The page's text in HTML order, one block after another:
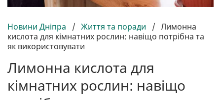
Новини Дніпра / Життя та поради / Лимонна
кислота для кімнатних рослин: навіщо потрібна та
як використовувати
Лимонна кислота для
кімнатних рослин: навіщо